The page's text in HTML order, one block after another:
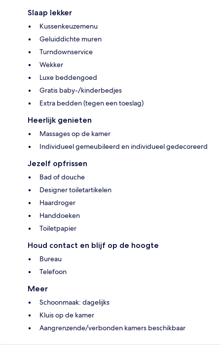
Slaap lekker
Kussenkeuzemenu
Geluiddichte muren
Turndownservice
Wekker
Luxe beddengoed
Gratis baby-/kinderbedjes
Extra bedden (tegen een toeslag)
Heerlijk genieten
Massages op de kamer
Individueel gemeubileerd en individueel gedecoreerd
Jezelf opfrissen
Bad of douche
Designer toiletartikelen
Haardroger
Handdoeken
Toiletpapier
Houd contact en blijf op de hoogte
Bureau
Telefoon
Meer
Schoonmaak: dagelijks
Kluis op de kamer
Aangrenzende/verbonden kamers beschikbaar